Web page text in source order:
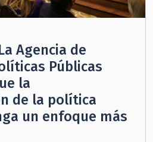
Agencia de
Públicas
la
de la política
un enfoque más